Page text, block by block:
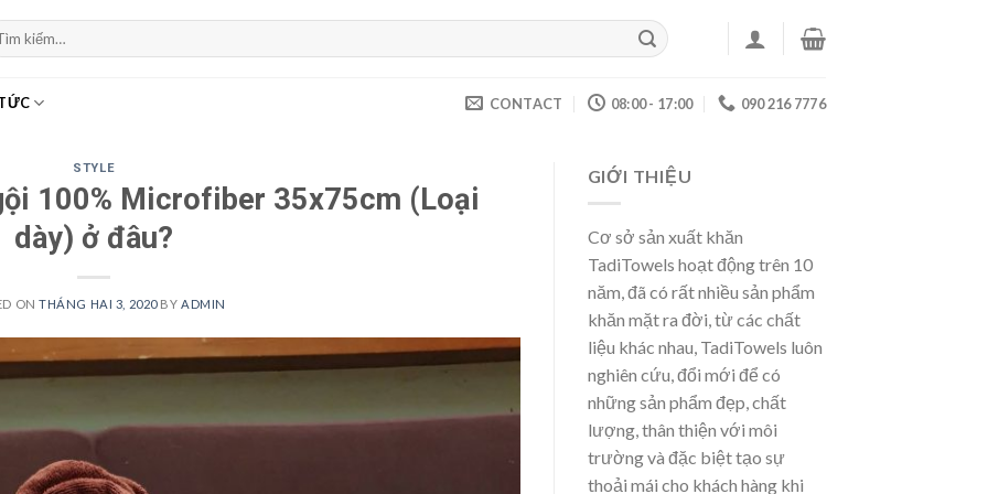
CONTACT 08:00 - 17:00 090 216 7776
STYLE
100% Microfiber 35x75cm (Loại
dày) ở đâu?
ONTHÁNG HAI 3, 2020BY ADMIN
GIỚI THIỆU
Cơ sở sản xuất khăn
TadiTowels hoạt động trên 10
năm, đã có rất nhiều sản phẩm
khăn mặt ra đời, từ các chất
liệu khác nhau, TadiTowels luôn
nghiên cứu, đổi mới để có
những sản phẩm đẹp, chất
lượng, thân thiện với môi
trường và đặc biệt tạo sự
thoải mái cho khách hàng khi